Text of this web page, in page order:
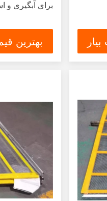
برای آبگیری و
بهترین